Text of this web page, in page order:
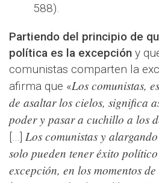
588).
Partiendo del principio de
política es la excepción y
comunistas comparten la
afirma que «Los comunistas,
de asaltar los cielos, significa
poder y pasar a cuchillo a los
[…] Los comunistas y
solo pueden tener éxito
excepción, en los momentos de